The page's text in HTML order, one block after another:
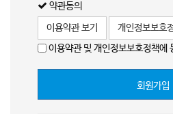
약관동의
이용약관 보기
개인정보보호
이용약관 및 개인정보보호정책에
회원가입